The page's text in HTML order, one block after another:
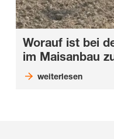
Worauf ist bei
im Maisanbau
weiterlesen